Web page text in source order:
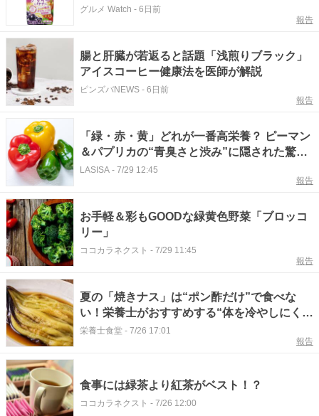
ル
グルメ Watch - 6日前
報告
腸と肝臓が若返ると話題「浅煎りブラック」
アイスコーヒー健康法を医師が解説
ピンズバNEWS - 6日前
報告
「緑・赤・黄」どれが一番高栄養？ ピーマン
＆パプリカの“青臭さと渋み”に隠された驚き
の効果とは
LASISA - 7/29 12:45
報告
お手軽＆彩もGOODな緑黄色野菜「ブロッコ
リー」
ココカラネクスト - 7/29 11:45
報告
夏の「焼きナス」は“ポン酢だけ”で食べな
い！栄養士がおすすめする“体を冷やしにくい
食べ方”とは
栄養士食堂 - 7/26 17:01
報告
食事には緑茶より紅茶がベスト！？
ココカラネクスト - 7/26 12:00